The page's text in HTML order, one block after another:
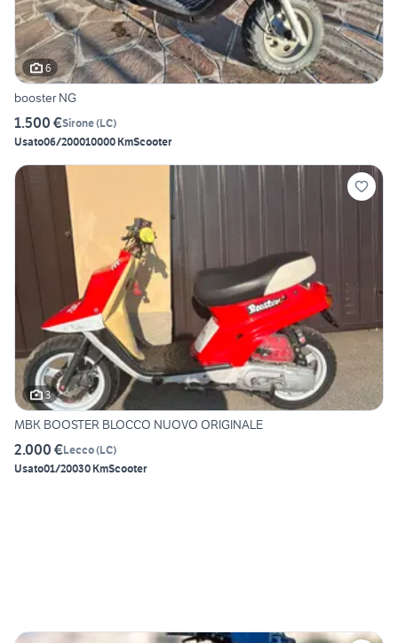
6
booster NG
1.500 €Sirone(LC)
Usato06/200010000 KmScooter
3
MBK BOOSTER BLOCCO NUOVO ORIGINALE
2.000 €Lecco(LC)
Usato01/20030 KmScooter